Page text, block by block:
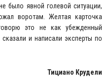
было явной голевой ситуации,
воротам. Желтая карточка
это не как убежденный
и написали эксперты по
Тициано Крудели